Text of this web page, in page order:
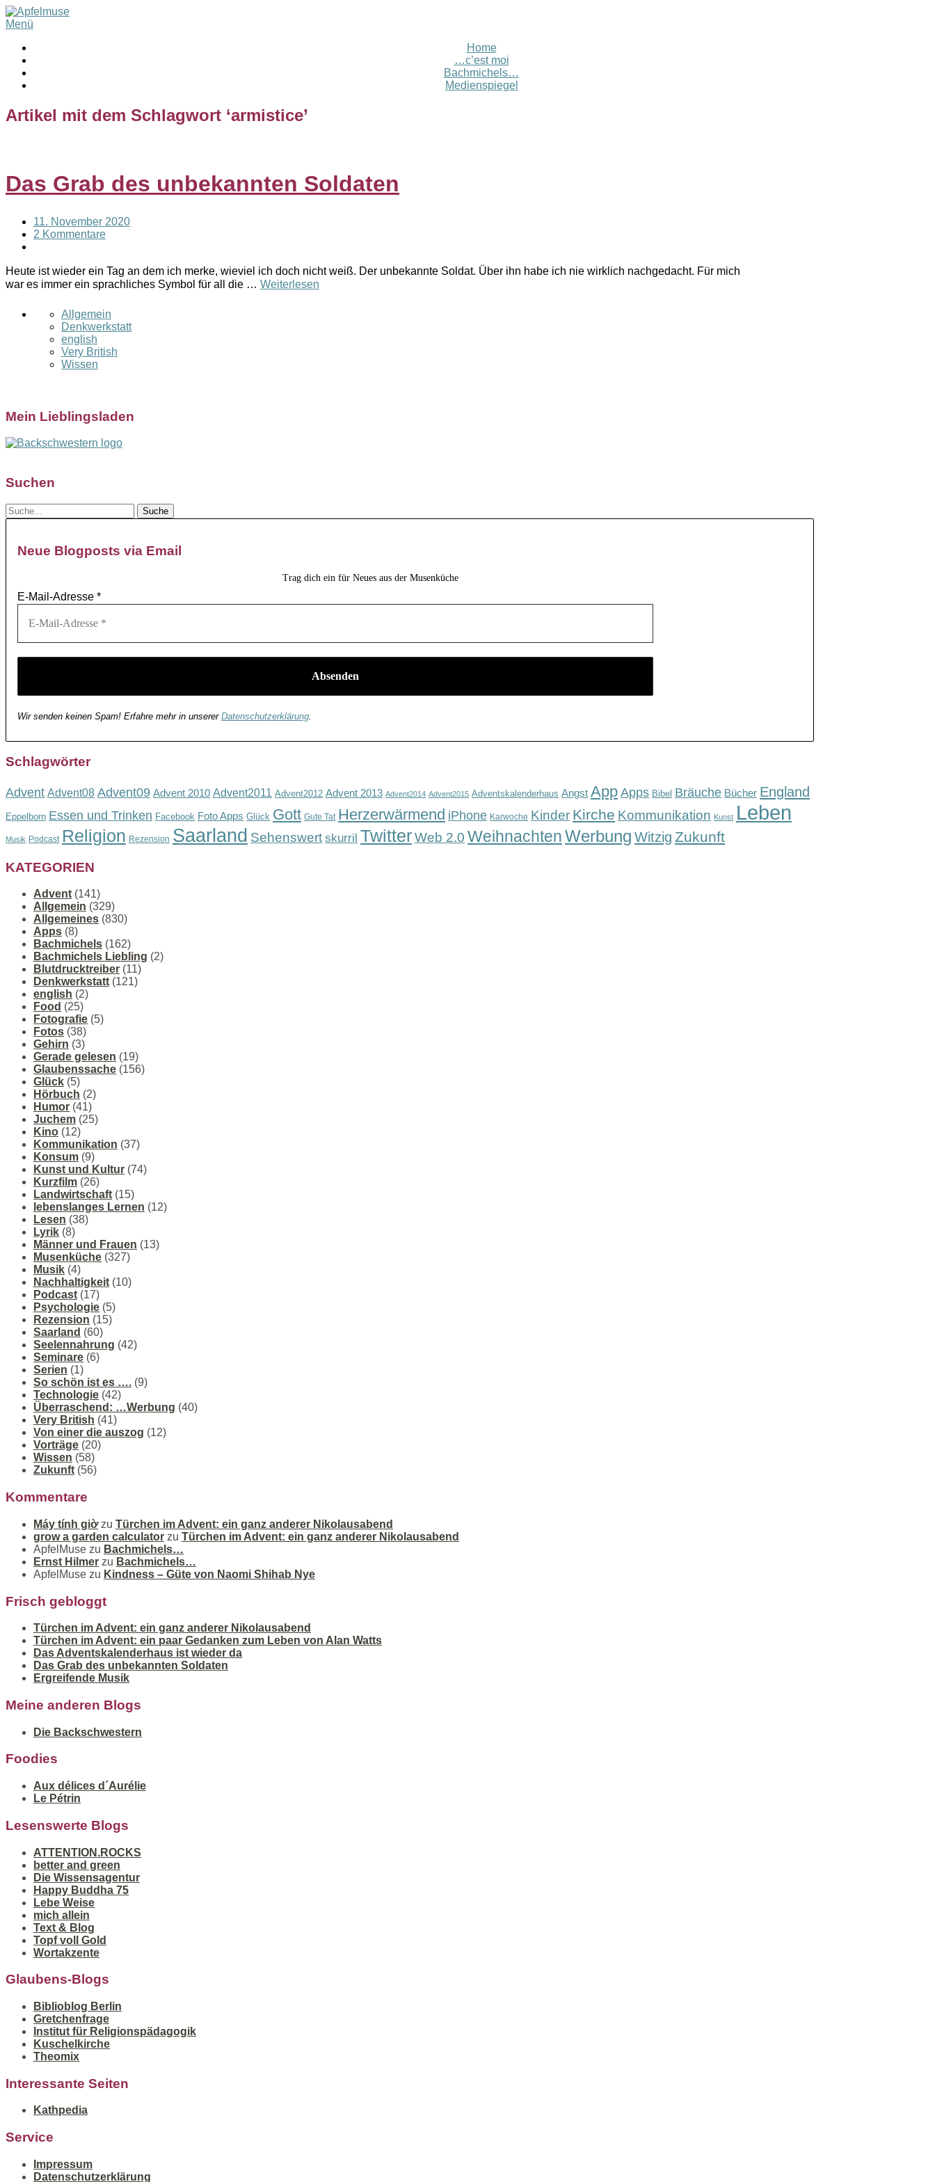
Menü
Home
…c’est moi
Bachmichels…
Medienspiegel
Artikel mit dem Schlagwort ‘armistice’
Das Grab des unbekannten Soldaten
11. November 2020
2 Kommentare
Heute ist wieder ein Tag an dem ich merke, wieviel ich doch nicht weiß. Der unbekannte Soldat. Über ihn habe ich nie wirklich nachgedacht. Für mich
war es immer ein sprachliches Symbol für all die … Weiterlesen
Allgemein
Denkwerkstatt
english
Very British
Wissen
Mein Lieblingsladen
Suchen
Neue Blogposts via Email
Trag dich ein für Neues aus der Musenküche
E-Mail-Adresse *
Wir senden keinen Spam! Erfahre mehr in unserer Datenschutzerklärung
Schlagwörter
Advent Advent08 Advent09 Advent 2010 Advent2011 Advent2012 Advent 2013 Advent2014 Advent2015 Adventskalenderhaus Angst App Apps Bibel Bräuche Bücher England
Eppelborn Essen und Trinken Facebook Foto Apps Glück Gott Gute Tat Herzerwärmend iPhone Karwoche Kinder Kirche Kommunikation Kunst Leben
Musik Podcast Religion Rezension Saarland Sehenswert skurril TwitterWeb 2.0 WeihnachtenWerbung Witzig Zukunft
KATEGORIEN
Advent (141)
Allgemein (329)
Allgemeines (830)
Apps (8)
Bachmichels (162)
Bachmichels Liebling (2)
Blutdrucktreiber (11)
Denkwerkstatt (121)
english (2)
Food (25)
Fotografie (5)
Fotos (38)
Gehirn (3)
Gerade gelesen (19)
Glaubenssache (156)
Glück (5)
Hörbuch (2)
Humor (41)
Juchem (25)
Kino (12)
Kommunikation (37)
Konsum (9)
Kunst und Kultur (74)
Kurzfilm (26)
Landwirtschaft (15)
lebenslanges Lernen (12)
Lesen (38)
Lyrik (8)
Männer und Frauen (13)
Musenküche (327)
Musik (4)
Nachhaltigkeit (10)
Podcast (17)
Psychologie (5)
Rezension (15)
Saarland (60)
Seelennahrung (42)
Seminare (6)
Serien (1)
So schön ist es …. (9)
Technologie (42)
Überraschend: …Werbung (40)
Very British (41)
Von einer die auszog (12)
Vorträge (20)
Wissen (58)
Zukunft (56)
Kommentare
Máy tính giờzu Türchen im Advent: ein ganz anderer Nikolausabend
grow a garden calculator zu Türchen im Advent: ein ganz anderer Nikolausabend
ApfelMuse zu Bachmichels…
Ernst Hilmer zu Bachmichels…
ApfelMuse zu Kindness – Güte von Naomi Shihab Nye
Frisch gebloggt
Türchen im Advent: ein ganz anderer Nikolausabend
Türchen im Advent: ein paar Gedanken zum Leben von Alan Watts
Das Adventskalenderhaus ist wieder da
Das Grab des unbekannten Soldaten
Ergreifende Musik
Meine anderen Blogs
Die Backschwestern
Foodies
Aux délices d´Aurélie
Le Pétrin
Lesenswerte Blogs
ATTENTION.ROCKS
better and green
Die Wissensagentur
Happy Buddha 75
Lebe Weise
mich allein
Text & Blog
Topf voll Gold
Wortakzente
Glaubens-Blogs
Biblioblog Berlin
Gretchenfrage
Institut für Religionspädagogik
Kuschelkirche
Theomix
Interessante Seiten
Kathpedia
Service
Impressum
Datenschutzerklärung